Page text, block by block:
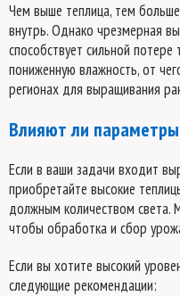
Чем выше теплица, тем
внутрь. Однако чрезмерная
способствует сильной
пониженную влажность, от
регионах для выращивания
Влияют ли
Если в ваши задачи входит
приобретайте высокие
должным количеством света.
чтобы обработка и сбор
Если вы хотите высокий
следующие рекомендации: